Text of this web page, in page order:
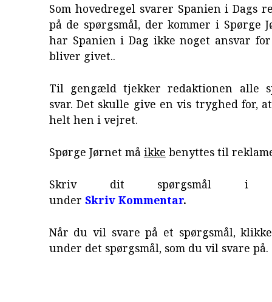
Som hovedregel svarer Spanien i Dags
på de spørgsmål, der kommer i Spørge
har Spanien i Dag ikke noget ansvar
bliver givet..
Til gengæld tjekker redaktionen alle
svar. Det skulle give en vis tryghed for,
helt hen i vejret.
Spørge Jørnet må ikke benyttes til
Skriv dit spørgsmål i
under Skriv Kommentar.
Når du vil svare på et spørgsmål,
under det spørgsmål, som du vil svare på.